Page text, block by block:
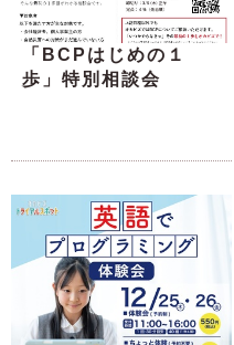
「BCPはじめの１
歩」特別相談会